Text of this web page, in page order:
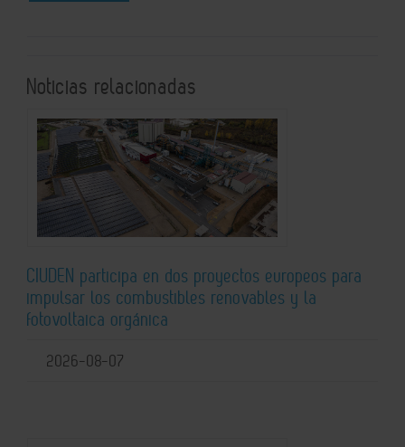
Noticias relacionadas
CIUDEN participa en dos proyectos europeos para
impulsar los combustibles renovables y la
fotovoltaica orgánica
2026-08-07